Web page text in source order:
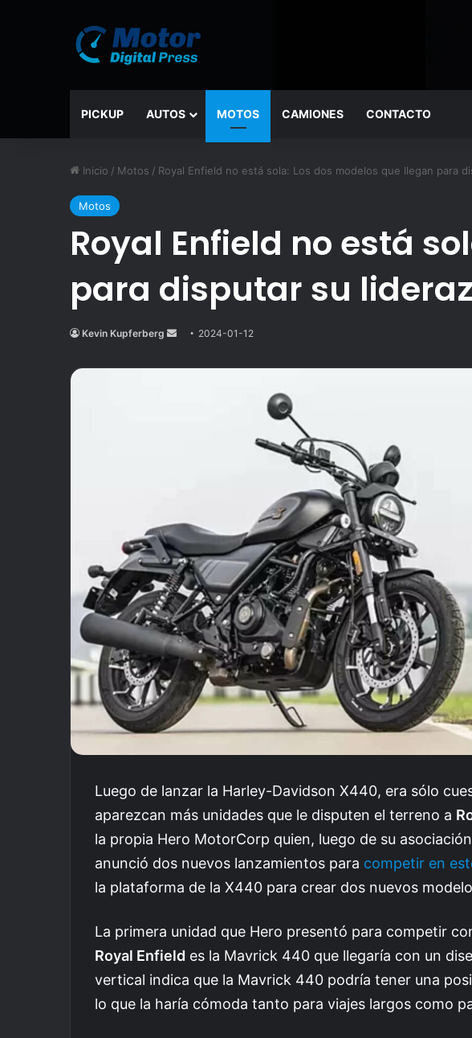
PICKUP AUTOS MOTOS CAMIONES CONTACTO
Inicio / Motos / Royal Enfield no está sola: Los dos modelos que llegan para
Motos
Royal Enfield no está
para disputar su
Kevin Kupferberg
Send
email
2024-01-12
Luego de lanzar la Harley-Davidson X440, era sólo
aparezcan más unidades que le disputen el terreno a
la propia Hero MotorCorp quien, luego de su
anunció dos nuevos lanzamientos para competir en
la plataforma de la X440 para crear dos nuevos
La primera unidad que Hero presentó para competir
Royal Enfield es la Mavrick 440 que llegaría con un
vertical indica que la Mavrick 440 podría tener una
lo que la haría cómoda tanto para viajes largos como